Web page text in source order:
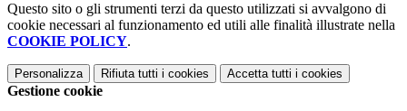
Questo sito o gli strumenti terzi da questo utilizzati si avvalgono di
cookie necessari al funzionamento ed utili alle finalità illustrate nella
COOKIE POLICY.
Personalizza Rifiuta tutti i cookies Accetta tutti i cookies
Gestione cookie